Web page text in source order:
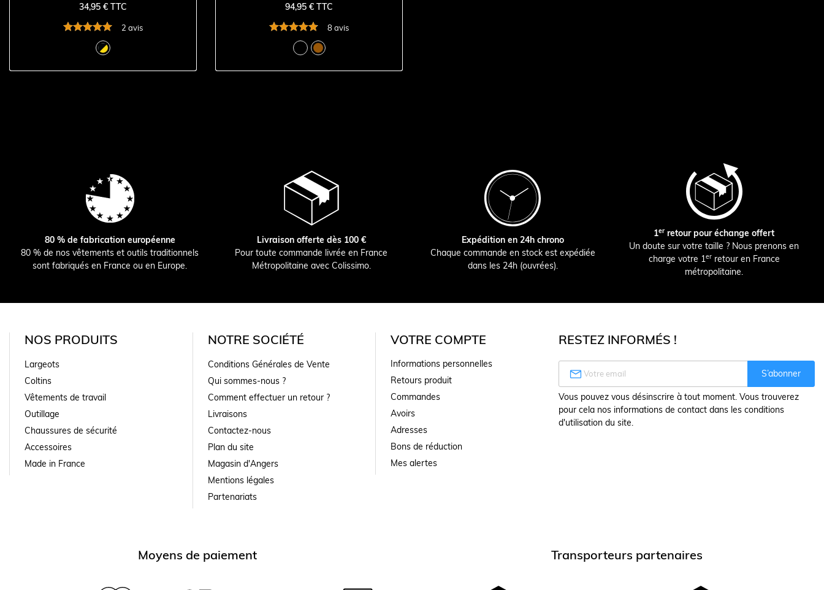
34,95 € TTC
2 avis
94,95 € TTC
8 avis
80 % de fabrication européenne
80 % de nos vêtements et outils traditionnels
sont fabriqués en France ou en Europe.
Livraison offerte dès 100 €
Pour toute commande livrée en France
Métropolitaine avec Colissimo.
Expédition en 24h chrono
Chaque commande en stock est expédiée
dans les 24h (ouvrées).
1er retour pour échange offert
Un doute sur votre taille ? Nous prenons en
charge votre 1erretour en France
métropolitaine.
NOS PRODUITS
Largeots
Coltins
Vêtements de travail
Outillage
Chaussures de sécurité
Accessoires
Made in France
NOTRE SOCIÉTÉ
Conditions Générales de Vente
Qui sommes-nous ?
Comment effectuer un retour ?
Livraisons
Contactez-nous
Plan du site
Magasin d'Angers
Mentions légales
Partenariats
VOTRE COMPTE
Informations personnelles
Retours produit
Commandes
Avoirs
Adresses
Bons de réduction
Mes alertes
RESTEZ INFORMÉS !
 S’abonner
Vous pouvez vous désinscrire à tout moment. Vous trouverez
pour cela nos informations de contact dans les conditions
d'utilisation du site.
Moyens de paiement Transporteurs partenaires